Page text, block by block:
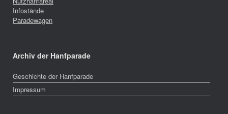
Infostände
Paradewagen
Archiv der Hanfparade
Geschichte der Hanfparade
Impressum